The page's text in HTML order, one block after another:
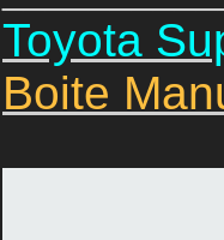
Toyota
Boite